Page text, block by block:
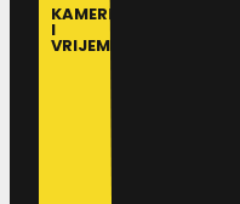
KAMERE
I
VRIJEME